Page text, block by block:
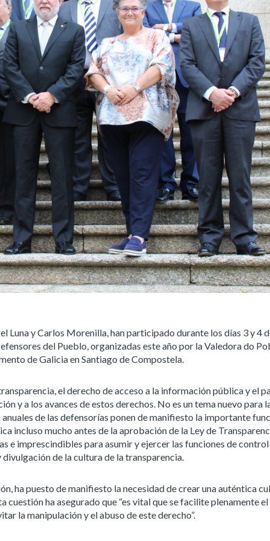
Luna y Carlos Morenilla, han participado durante los días 3 y 4
del Pueblo, organizadas este año por la Valedora do
de Galicia en Santiago de Compostela.
el derecho de acceso a la información pública y el
y a los avances de estos derechos. No es un tema nuevo para
de las defensorías ponen de manifiesto la importante
incluso mucho antes de la aprobación de la Ley de
e imprescindibles para asumir y ejercer las funciones de control
de la cultura de la transparencia.
ha puesto de manifiesto la necesidad de crear una auténtica
ha asegurado que “es vital que se facilite plenamente el
la manipulación y el abuso de este derecho”.